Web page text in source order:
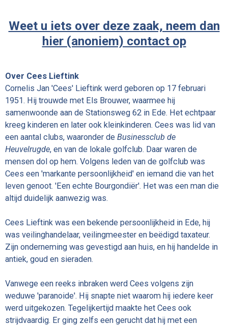
Weet u iets over deze zaak, neem dan
hier (anoniem) contact op
Over Cees Lieftink
Cornelis Jan 'Cees' Lieftink werd geboren op 17 februari
1951. Hij trouwde met Els Brouwer, waarmee hij
samenwoonde aan de Stationsweg 62 in Ede. Het echtpaar
kreeg kinderen en later ook kleinkinderen. Cees was lid van
een aantal clubs, waaronder de Businessclub de
Heuvelrugde, en van de lokale golfclub. Daar waren de
mensen dol op hem. Volgens leden van de golfclub was
Cees een 'markante persoonlijkheid' en iemand die van het
leven genoot. 'Een echte Bourgondiër'. Het was een man die
altijd duidelijk aanwezig was.
Cees Lieftink was een bekende persoonlijkheid in Ede, hij
was veilinghandelaar, veilingmeester en beëdigd taxateur.
Zijn onderneming was gevestigd aan huis, en hij handelde in
antiek, goud en sieraden.
Vanwege een reeks inbraken werd Cees volgens zijn
weduwe 'paranoide'. Hij snapte niet waarom hij iedere keer
werd uitgekozen. Tegelijkertijd maakte het Cees ook
strijdvaardig. Er ging zelfs een gerucht dat hij met een